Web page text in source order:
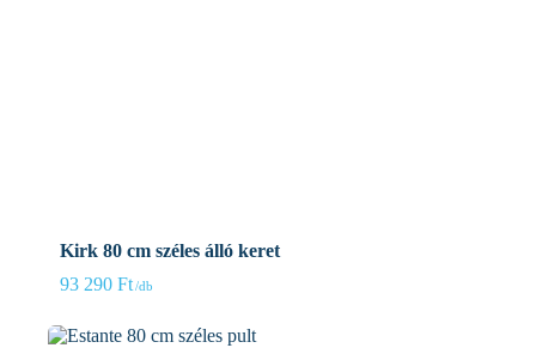
Kirk 80 cm széles álló keret
93 290 Ft